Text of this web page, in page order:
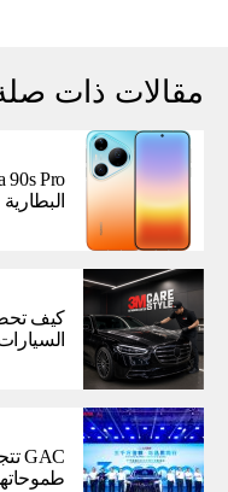
مقالات ذات
كيف